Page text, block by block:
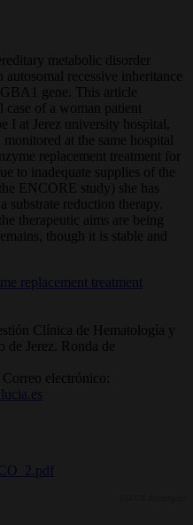
metabolic disorder
recessive inheritance
gene. This article
case of a woman patient
I at Jerez university hospital,
at the same hospital
replacement treatment for
to inadequate supplies of the
ENCORE study) she has
substrate reduction therapy.
therapeutic aims are being
though it is stable and
replacement treatment
Clínica de Hematología y
de Jerez. Ronda de
electrónico: